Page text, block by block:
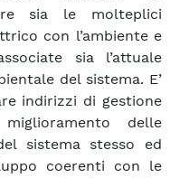
sia le molteplici
con l’ambiente e
sia l’attuale
del sistema. E’
indirizzi di gestione
delle
sistema stesso ed
coerenti con le